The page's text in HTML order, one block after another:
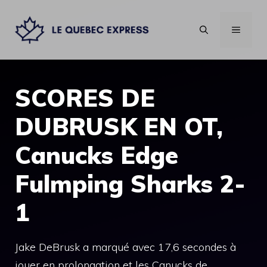
contenu
MENU
SCORES DE
DUBRUSK EN OT,
Canucks Edge
Fulmping Sharks 2-
1
Jake DeBrusk a marqué avec 17,6 secondes à